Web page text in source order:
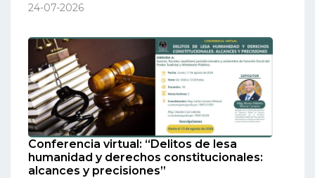
24-07-2026
Conferencia virtual: “Delitos de lesa
humanidad y derechos constitucionales:
alcances y precisiones”